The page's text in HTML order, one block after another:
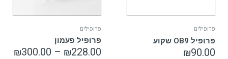
פרופילים
פרופיל OB9 שקוע
₪90.00
פרופילים
פרופיל פעמון
₪228.00
–
₪300.00